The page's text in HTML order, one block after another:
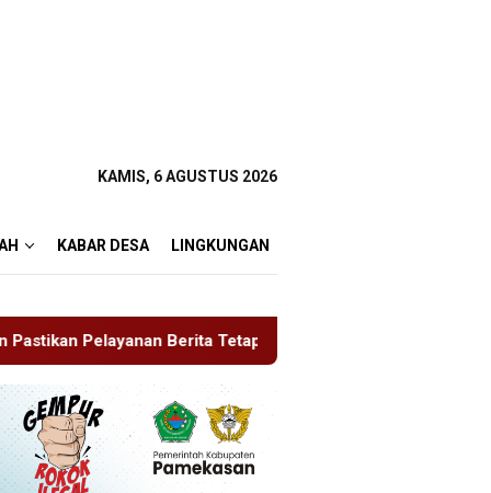
KAMIS, 6 AGUSTUS 2026
KABAR DESA LINGKUNGAN
Tetap Maksimal Rudenim Pusat Tanjung Pinang